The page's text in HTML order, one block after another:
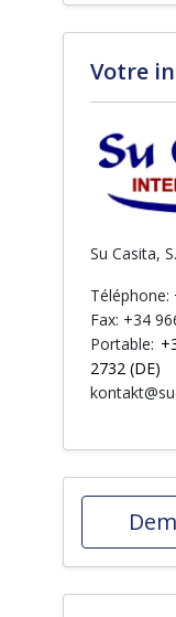
Votre
Su Casita,
Téléphone:
Fax: +34
Portable:
2732 (DE)